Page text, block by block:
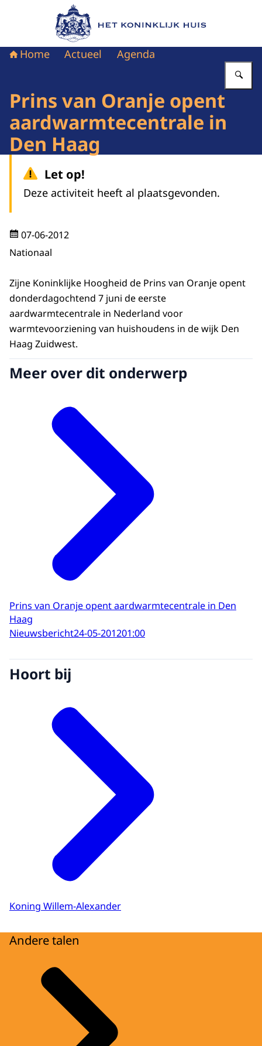
Naar de homepage van Het Koninklijk Huis
Home Actueel Agenda
Prins van Oranje opent
aardwarmtecentrale in
Den Haag
Let op!
Deze activiteit heeft al plaatsgevonden.
07-06-2012
Nationaal
Zijne Koninklijke Hoogheid de Prins van Oranje opent
donderdagochtend 7 juni de eerste
aardwarmtecentrale in Nederland voor
warmtevoorziening van huishoudens in de wijk Den
Haag Zuidwest.
Meer over dit onderwerp
Prins van Oranje opent aardwarmtecentrale in Den
Haag
Nieuwsbericht24-05-201201:00
Hoort bij
Koning Willem-Alexander
Andere talen